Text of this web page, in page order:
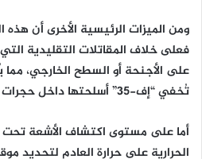
ومن الميزات الرئيسية الأخرى أن هذه
فعلى خلاف المقاتلات التقليدية
على الأجنحة أو السطح الخارجي، مما
تُخفي “إف-35” أسلحتها داخل حجرات مدمجة في الهيكل.
أما على مستوى اكتشاف الأشعة تحت